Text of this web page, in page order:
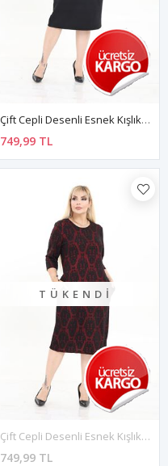
Çift Cepli Desenli Esnek Kışlık Büyük Beden Midi Elbise 25B-2722
749,99 TL
TÜKENDI
Çift Cepli Desenli Esnek Kışlık Büyük Beden Midi Elbise 9E-2721
749,99 TL